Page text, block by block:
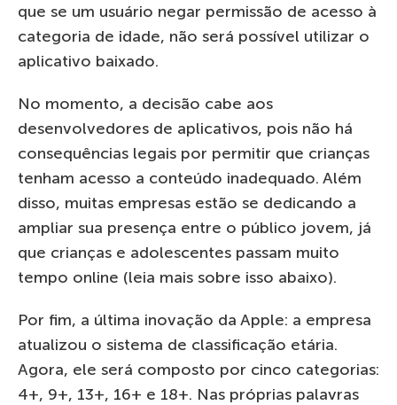
que se um usuário negar permissão de acesso à
categoria de idade, não será possível utilizar o
aplicativo baixado.
No momento, a decisão cabe aos
desenvolvedores de aplicativos, pois não há
consequências legais por permitir que crianças
tenham acesso a conteúdo inadequado. Além
disso, muitas empresas estão se dedicando a
ampliar sua presença entre o público jovem, já
que crianças e adolescentes passam muito
tempo online (leia mais sobre isso abaixo).
Por fim, a última inovação da Apple: a empresa
atualizou o sistema de classificação etária.
Agora, ele será composto por cinco categorias:
4+, 9+, 13+, 16+ e 18+. Nas próprias palavras